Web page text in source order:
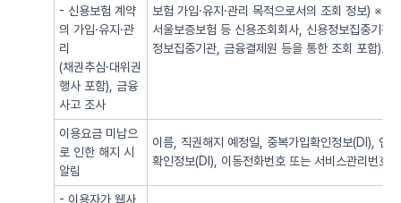
- 신용보험 계약
의 가입·유지·관
리
(채권추심·대위권
행사 포함), 금융
사고 조사
보험 가입·유지·관리 목적으로서의 조회 정보) ※
서울보증보험 등 신용조회회사, 신용정보집중기관
정보집중기관, 금융결제원 등을 통한 조회 포함)로
이용요금 미납으
로 인한 해지 시
알림
이름, 직권해지 예정일, 중복가입확인정보(DI), 연
확인정보(DI), 이동전화번호 또는 서비스관리번호
- 이용자가 웹사